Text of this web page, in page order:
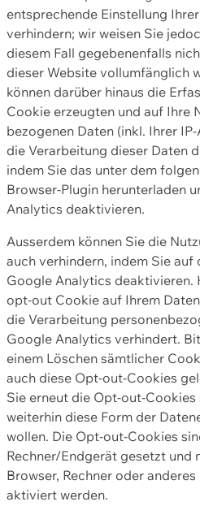
entsprechende Einstellung
verhindern; wir weisen Sie
diesem Fall gegebenenfalls
dieser Website vollumfänglich
können darüber hinaus die
Cookie erzeugten und auf Ihre
bezogenen Daten (inkl. Ihrer
die Verarbeitung dieser Daten
indem Sie das unter dem
Browser-Plugin herunterladen
Analytics deaktivieren.
Ausserdem können Sie die
auch verhindern, indem Sie auf
Google Analytics deaktivieren.
opt-out Cookie auf Ihrem
die Verarbeitung
Google Analytics verhindert.
einem Löschen sämtlicher
auch diese Opt-out-Cookies
Sie erneut die Opt-out-Cookies
weiterhin diese Form der
wollen. Die Opt-out-Cookies
Rechner/Endgerät gesetzt und
Browser, Rechner oder
aktiviert werden.